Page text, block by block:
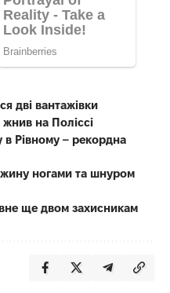
дві вантажівки
жнив на Поліссі
Рівному – рекордна
ногами та шнуром
ще двом захисникам